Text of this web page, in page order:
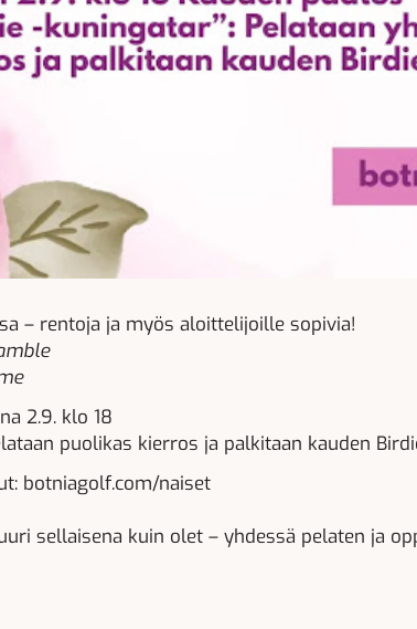
– rentoja ja myös aloittelijoille sopivia!
2.9. klo 18
puolikas kierros ja palkitaan kauden
botniagolf.com/naiset
sellaisena kuin olet – yhdessä pelaten ja